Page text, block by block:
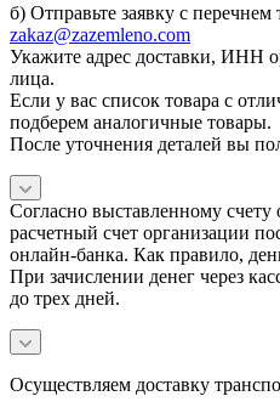
б) Отправьте заявку с перечнем
zakaz@zazemleno.com
Укажите адрес доставки, ИНН
лица.
Если у вас список товара с
подберем аналогичные товары.
После уточнения деталей вы
Согласно выставленному счету
расчетный счет организации
онлайн-банка. Как правило,
При зачислении денег через
до трех дней.
Осуществляем доставку